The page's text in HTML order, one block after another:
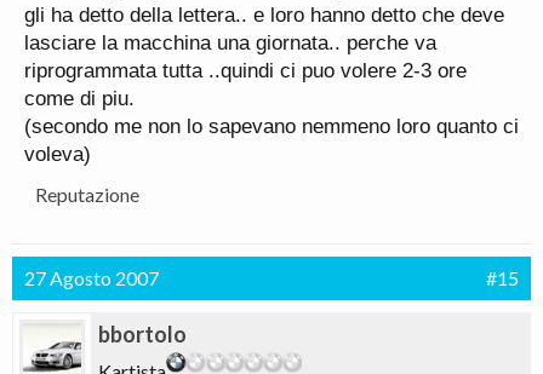
gli ha detto della lettera.. e loro hanno detto che deve
lasciare la macchina una giornata.. perche va
riprogrammata tutta ..quindi ci puo volere 2-3 ore
come di piu.
(secondo me non lo sapevano nemmeno loro quanto ci
voleva)
Reputazione
27 Agosto 2007 #15
bbortolo